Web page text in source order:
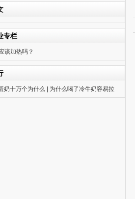
专栏
该加热吗？
奶十万个为什么 | 为什么喝了冷牛奶容易拉
？